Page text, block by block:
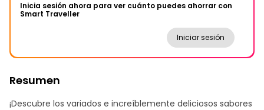
Inicia sesión ahora para ver cuánto puedes ahorrar con
Smart Traveller
Iniciar sesión
Resumen
¡Descubre los variados e increíblemente deliciosos sabores